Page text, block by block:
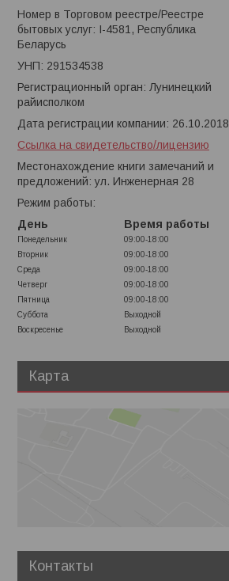
Номер в Торговом реестре/Реестре
бытовых услуг: I-4581, Республика
Беларусь
УНП: 291534538
Регистрационный орган: Лунинецкий
райисполком
Дата регистрации компании: 26.10.2018
Ссылка на свидетельство/лицензию
Местонахождение книги замечаний и
предложений: ул. Инженерная 28
Режим работы:
День
Время работы
Понедельник
09:00-18:00
Вторник
09:00-18:00
Среда
09:00-18:00
Четверг
09:00-18:00
Пятница
09:00-18:00
Суббота
Выходной
Воскресенье
Выходной
Карта
Контакты